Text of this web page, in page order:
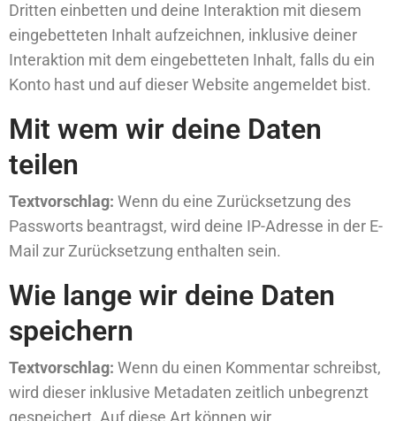
Dritten einbetten und deine Interaktion mit diesem
eingebetteten Inhalt aufzeichnen, inklusive deiner
Interaktion mit dem eingebetteten Inhalt, falls du ein
Konto hast und auf dieser Website angemeldet bist.
Mit wem wir deine Daten
teilen
Textvorschlag: Wenn du eine Zurücksetzung des
Passworts beantragst, wird deine IP-Adresse in der E-
Mail zur Zurücksetzung enthalten sein.
Wie lange wir deine Daten
speichern
Textvorschlag: Wenn du einen Kommentar schreibst,
wird dieser inklusive Metadaten zeitlich unbegrenzt
gespeichert. Auf diese Art können wir